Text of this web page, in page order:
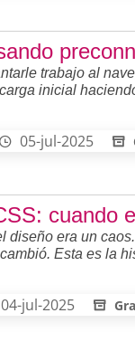
trabajo al
inicial
05-jul-2025
cuando
diseño era un
Esta es la
04-jul-2025